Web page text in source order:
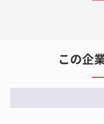
この企